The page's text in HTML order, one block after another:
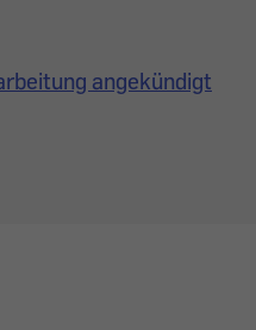
angekündigt